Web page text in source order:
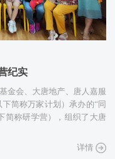
纪实
金会、大唐地产、唐人嘉服
简称万家计划）承办的“同
简称研学营），组织了大唐
详情